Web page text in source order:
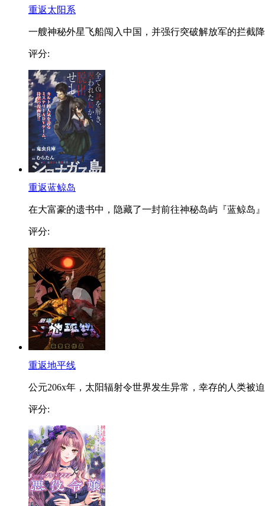
重返太阳系
一艘神秘外星飞船闯入中国，并强行突破解放军的拦截
评分:
重返蓝鲸岛
在大富豪的遗书中，隐藏了一封前往神秘岛屿『蓝鲸岛
评分:
重返地平线
公元206x年，太阳辐射令世界发生异常，幸存的人类被
评分: